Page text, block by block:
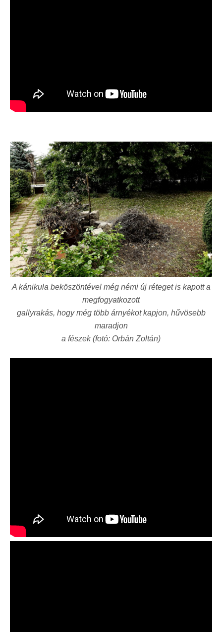
A kánikula beköszöntével még némi új réteget is kapott a
megfogyatkozott
gallyrakás, hogy még több árnyékot kapjon, hűvösebb
maradjon
a fészek (fotó: Orbán Zoltán)